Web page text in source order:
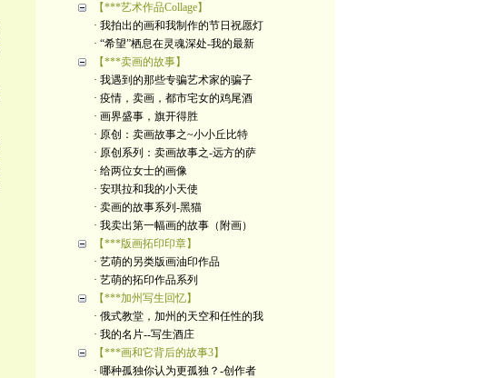
【***艺术作品Collage】
· 我拍出的画和我制作的节日祝愿灯
· “希望”栖息在灵魂深处-我的最新
【***卖画的故事】
· 我遇到的那些专骗艺术家的骗子
· 疫情，卖画，都市宅女的鸡尾酒
· 画界盛事，旗开得胜
· 原创：卖画故事之~小小丘比特
· 原创系列：卖画故事之-远方的萨
· 给两位女士的画像
· 安琪拉和我的小天使
· 卖画的故事系列-黑猫
· 我卖出第一幅画的故事（附画）
【***版画拓印印章】
· 艺萌的另类版画油印作品
· 艺萌的拓印作品系列
【***加州写生回忆】
· 俄式教堂，加州的天空和任性的我
· 我的名片--写生酒庄
【***画和它背后的故事3】
· 哪种孤独你认为更孤独？-创作者